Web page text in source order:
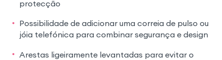
protecção
Possibilidade de adicionar uma correia de pulso ou
jóia telefónica para combinar segurança e design
Arestas ligeiramente levantadas para evitar o